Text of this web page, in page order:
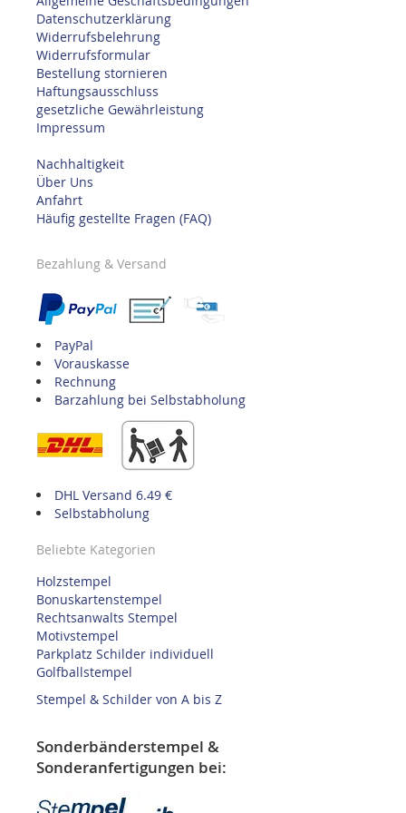
Datenschutzerklärung
Widerrufsbelehrung
Widerrufsformular
Bestellung stornieren
Haftungsausschluss
gesetzliche Gewährleistung
Impressum
Nachhaltigkeit
Über Uns
Anfahrt
Häufig gestellte Fragen (FAQ)
Bezahlung & Versand
PayPal
Vorauskasse
Rechnung
Barzahlung bei Selbstabholung
DHL Versand 6.49 €
Selbstabholung
Beliebte Kategorien
Holzstempel
Bonuskartenstempel
Rechtsanwalts Stempel
Motivstempel
Parkplatz Schilder individuell
Golfballstempel
Stempel & Schilder von A bis Z
Sonderbänderstempel &
Sonderanfertigungen bei: